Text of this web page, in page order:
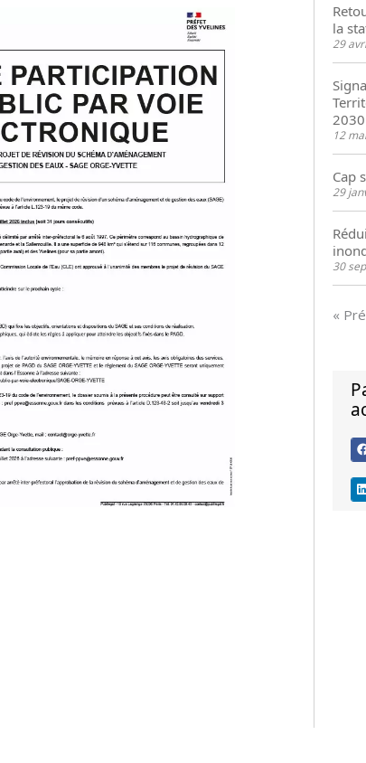
la
29
12
Cap
29
30
«